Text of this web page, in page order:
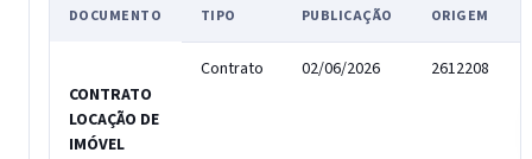
DOCUMENTO TIPO PUBLICAÇÃO ORIGEM
CONTRATO
LOCAÇÃO DE
IMÓVEL
Contrato 02/06/2026 2612208